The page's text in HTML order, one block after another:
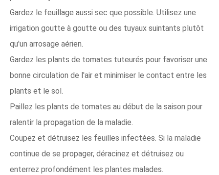
Gardez le feuillage aussi sec que possible. Utilisez une
irrigation goutte à goutte ou des tuyaux suintants plutôt
qu'un arrosage aérien.
Gardez les plants de tomates tuteurés pour favoriser une
bonne circulation de l'air et minimiser le contact entre les
plants et le sol.
Paillez les plants de tomates au début de la saison pour
ralentir la propagation de la maladie.
Coupez et détruisez les feuilles infectées. Si la maladie
continue de se propager, déracinez et détruisez ou
enterrez profondément les plantes malades.